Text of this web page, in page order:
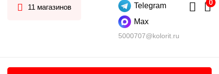
11 магазинов
Telegram
Max
5000707@kolorit.ru